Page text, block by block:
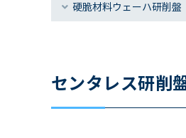
硬脆材料ウェーハ研削盤
センタレス研削